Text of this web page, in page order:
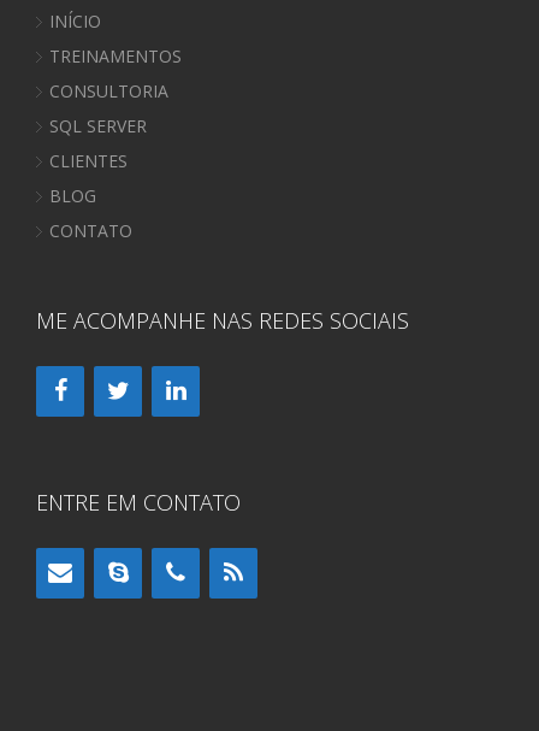
INÍCIO
TREINAMENTOS
CONSULTORIA
SQL SERVER
CLIENTES
BLOG
CONTATO
ME ACOMPANHE NAS REDES SOCIAIS
ENTRE EM CONTATO